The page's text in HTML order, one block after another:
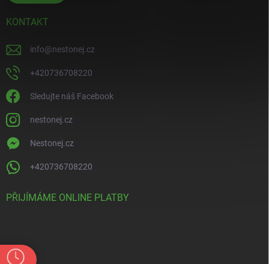
KONTAKT
info@nestonej.cz
+420736708220
Sledujte náš Facebook
nestonej.cz
Nestonej.cz
+420736708220
PŘIJÍMÁME ONLINE PLATBY